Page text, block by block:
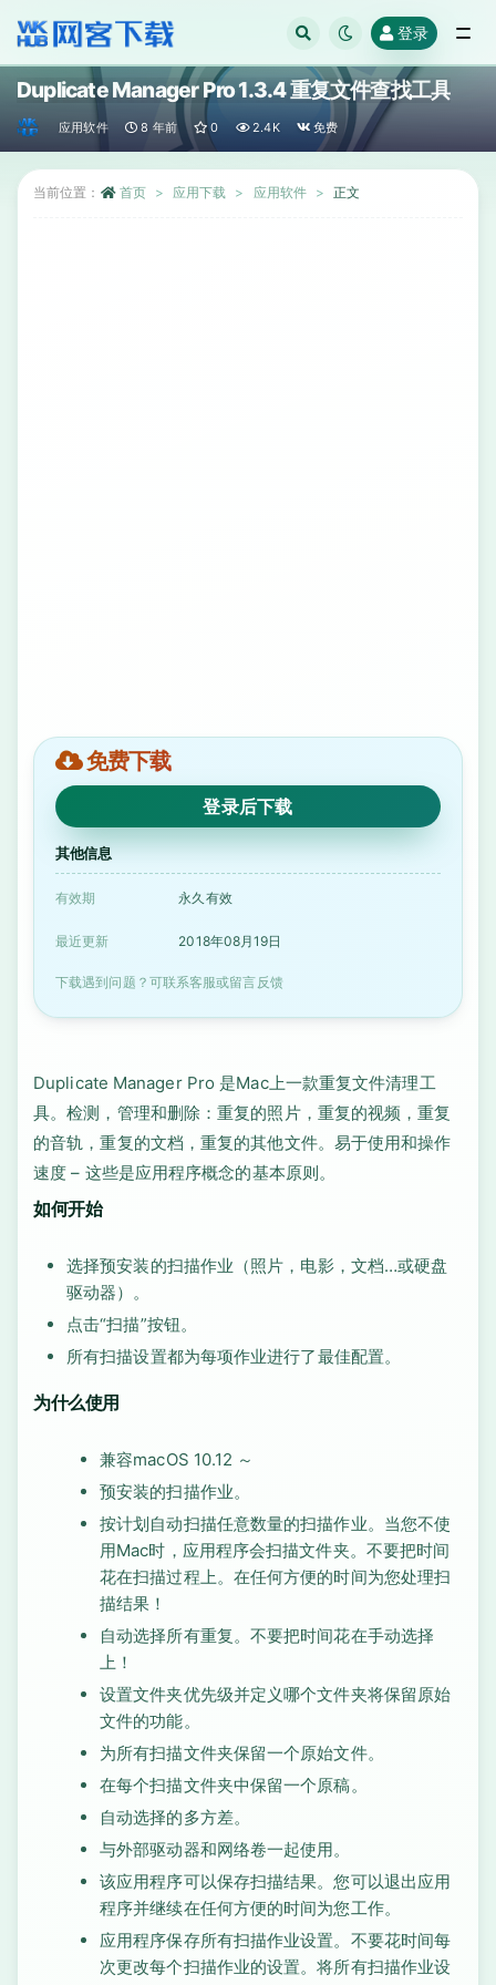
登录
Duplicate Manager Pro 1.3.4 重复文件查找工具
应用软件 8 年前 0 2.4K 免费
当前位置： 首页 应用下载 应用软件 正文
免费下载
登录后下载
其他信息
有效期 永久有效
最近更新 2018年08月19日
下载遇到问题？可联系客服或留言反馈
Duplicate Manager Pro 是Mac上一款重复文件清理工
具。检测，管理和删除：重复的照片，重复的视频，重复
的音轨，重复的文档，重复的其他文件。易于使用和操作
速度 – 这些是应用程序概念的基本原则。
如何开始
选择预安装的扫描作业（照片，电影，文档…或硬盘
驱动器）。
点击“扫描”按钮。
所有扫描设置都为每项作业进行了最佳配置。
为什么使用
兼容macOS 10.12 ～
预安装的扫描作业。
按计划自动扫描任意数量的扫描作业。当您不使
用Mac时，应用程序会扫描文件夹。不要把时间
花在扫描过程上。在任何方便的时间为您处理扫
描结果！
自动选择所有重复。不要把时间花在手动选择
上！
设置文件夹优先级并定义哪个文件夹将保留原始
文件的功能。
为所有扫描文件夹保留一个原始文件。
在每个扫描文件夹中保留一个原稿。
自动选择的多方差。
与外部驱动器和网络卷一起使用。
该应用程序可以保存扫描结果。您可以退出应用
程序并继续在任何方便的时间为您工作。
应用程序保存所有扫描作业设置。不要花时间每
次更改每个扫描作业的设置。将所有扫描作业设
全部